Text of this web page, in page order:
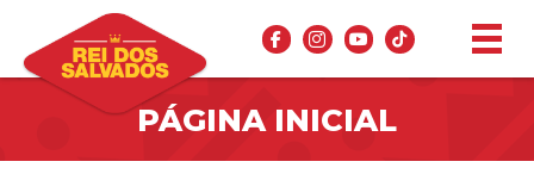
PÁGINA INICIAL